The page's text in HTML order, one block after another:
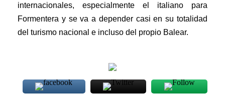
internacionales, especialmente el italiano para
Formentera y se va a depender casi en su totalidad
del turismo nacional e incluso del propio Balear.